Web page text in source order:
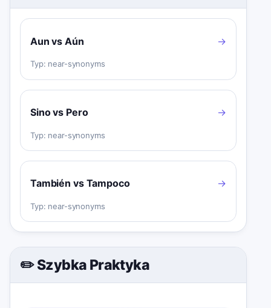
Aun vs Aún →
Typ: near-synonyms
Sino vs Pero →
Typ: near-synonyms
También vs Tampoco →
Typ: near-synonyms
✏️ Szybka Praktyka